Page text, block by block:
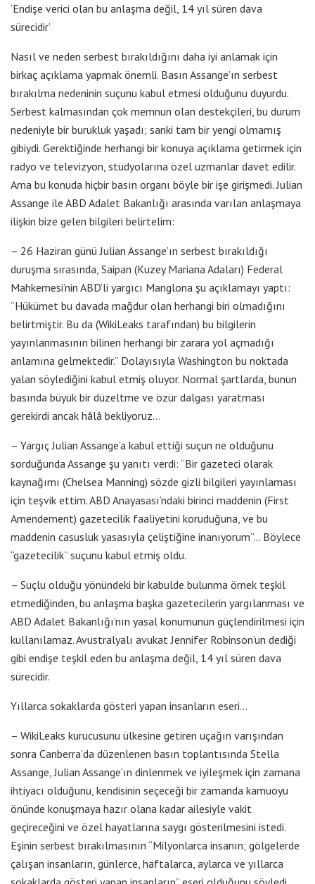
‘Endişe verici olan bu anlaşma değil, 14 yıl süren dava
sürecidir’
Nasıl ve neden serbest bırakıldığını daha iyi anlamak için
birkaç açıklama yapmak önemli. Basın Assange’ın serbest
bırakılma nedeninin suçunu kabul etmesi olduğunu duyurdu.
Serbest kalmasından çok memnun olan destekçileri, bu durum
nedeniyle bir burukluk yaşadı; sanki tam bir yengi olmamış
gibiydi. Gerektiğinde herhangi bir konuya açıklama getirmek için
radyo ve televizyon, stüdyolarına özel uzmanlar davet edilir.
Ama bu konuda hiçbir basın organı böyle bir işe girişmedi. Julian
Assange ile ABD Adalet Bakanlığı arasında varılan anlaşmaya
ilişkin bize gelen bilgileri belirtelim:
– 26 Haziran günü Julian Assange’ın serbest bırakıldığı
duruşma sırasında, Saipan (Kuzey Mariana Adaları) Federal
Mahkemesi’nin ABD’li yargıcı Manglona şu açıklamayı yaptı:
“Hükümet bu davada mağdur olan herhangi biri olmadığını
belirtmiştir. Bu da (WikiLeaks tarafından) bu bilgilerin
yayınlanmasının bilinen herhangi bir zarara yol açmadığı
anlamına gelmektedir.” Dolayısıyla Washington bu noktada
yalan söylediğini kabul etmiş oluyor. Normal şartlarda, bunun
basında büyük bir düzeltme ve özür dalgası yaratması
gerekirdi ancak hâlâ bekliyoruz…
– Yargıç Julian Assange’a kabul ettiği suçun ne olduğunu
sorduğunda Assange şu yanıtı verdi: “Bir gazeteci olarak
kaynağımı (Chelsea Manning) sözde gizli bilgileri yayınlaması
için teşvik ettim. ABD Anayasası’ndaki birinci maddenin (First
Amendement) gazetecilik faaliyetini koruduğuna, ve bu
maddenin casusluk yasasıyla çeliştiğine inanıyorum”… Böylece
“gazetecilik” suçunu kabul etmiş oldu.
– Suçlu olduğu yönündeki bir kabulde bulunma örnek teşkil
etmediğinden, bu anlaşma başka gazetecilerin yargılanması ve
ABD Adalet Bakanlığı’nın yasal konumunun güçlendirilmesi için
kullanılamaz. Avustralyalı avukat Jennifer Robinson’un dediği
gibi endişe teşkil eden bu anlaşma değil, 14 yıl süren dava
sürecidir.
Yıllarca sokaklarda gösteri yapan insanların eseri…
– WikiLeaks kurucusunu ülkesine getiren uçağın varışından
sonra Canberra’da düzenlenen basın toplantısında Stella
Assange, Julian Assange’ın dinlenmek ve iyileşmek için zamana
ihtiyacı olduğunu, kendisinin seçeceği bir zamanda kamuoyu
önünde konuşmaya hazır olana kadar ailesiyle vakit
geçireceğini ve özel hayatlarına saygı gösterilmesini istedi.
Eşinin serbest bırakılmasının “Milyonlarca insanın; gölgelerde
çalışan insanların, günlerce, haftalarca, aylarca ve yıllarca